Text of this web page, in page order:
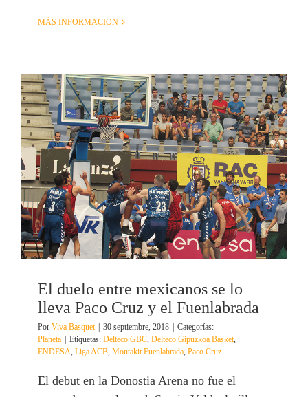
MÁS INFORMACIÓN
El duelo entre mexicanos se lo
lleva Paco Cruz y el Fuenlabrada
Por Viva Basquet 30 septiembre, 2018
Categorías:
Planeta
Etiquetas: Delteco GBC, Delteco Gipuzkoa Basket,
ENDESA, Liga ACB, Montakit Fuenlabrada, Paco Cruz
El debut en la Donostia Arena no fue el